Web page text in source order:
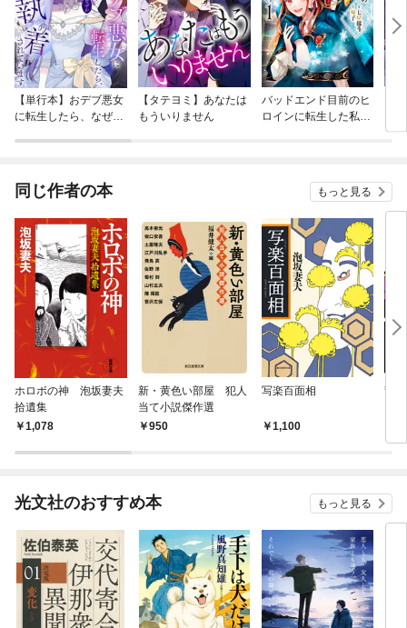
【単行本】おデブ悪女
に転生したら、なぜか
【タテヨミ】あなたは
もういりません
バッドエンド目前のヒ
ロインに転生した私、
同じ作者の本 もっと見る
ホロボの神 泡坂妻夫
拾遺集
1,078
新・黄色い部屋 犯人
当て小説傑作選
950
写楽百面相
1,100
乱
光文社のおすすめ本 もっと見る